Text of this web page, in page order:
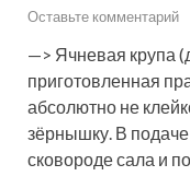
Оставьте комментарий
—> Ячневая крупа
приготовленная
абсолютно не
зёрнышку. В
сковороде сала и